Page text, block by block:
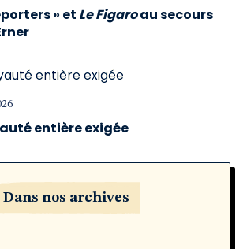
» et Le Figaroau secours
entière exigée
Dans nos archives